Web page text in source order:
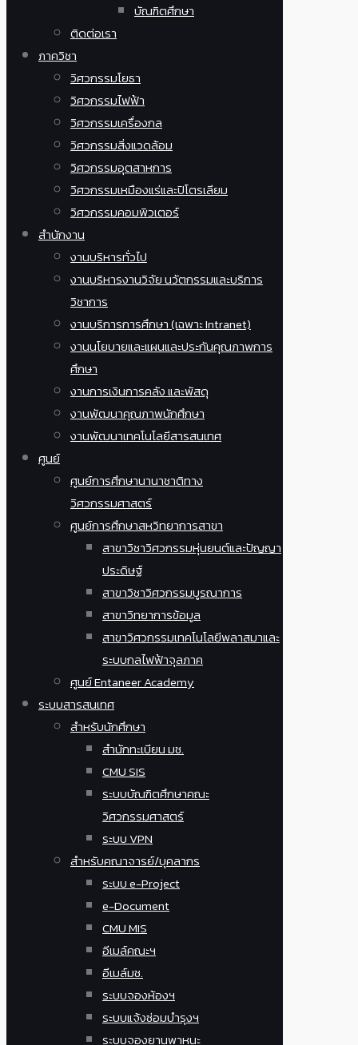
บัณฑิตศึกษา
ติดต่อเรา
ภาควิชา
วิศวกรรมโยธา
วิศวกรรมไฟฟ้า
วิศวกรรมเครื่องกล
วิศวกรรมสิ่งแวดล้อม
วิศวกรรมอุตสาหการ
วิศวกรรมเหมืองแร่และปิโตรเลียม
วิศวกรรมคอมพิวเตอร์
สำนักงาน
งานบริหารทั่วไป
งานบริหารงานวิจัย นวัตกรรมและบริการ
วิชาการ
งานบริการการศึกษา (เฉพาะ Intranet)
งานนโยบายและแผนและประกันคุณภาพการ
ศึกษา
งานการเงินการคลัง และพัสดุ
งานพัฒนาคุณภาพนักศึกษา
งานพัฒนาเทคโนโลยีสารสนเทศ
ศูนย์
ศูนย์การศึกษานานาชาติทาง
วิศวกรรมศาสตร์
ศูนย์การศึกษาสหวิทยาการสาขา
สาขาวิชาวิศวกรรมหุ่นยนต์และปัญญา
ประดิษฐ์
สาขาวิชาวิศวกรรมบูรณาการ
สาขาวิทยาการข้อมูล
สาขาวิศวกรรมเทคโนโลยีพลาสมาและ
ระบบกลไฟฟ้าจุลภาค
ศูนย์ Entaneer Academy
ระบบสารสนเทศ
สำหรับนักศึกษา
สำนักทะเบียน มช.
CMU SIS
ระบบบัณฑิตศึกษาคณะ
วิศวกรรมศาสตร์
ระบบ VPN
สำหรับคณาจารย์/บุคลากร
ระบบ e-Project
e-Document
CMU MIS
อีเมล์คณะฯ
อีเมล์มช.
ระบบจองห้องฯ
ระบบแจ้งซ่อมบำรุงฯ
ระบบจองยานพาหนะ